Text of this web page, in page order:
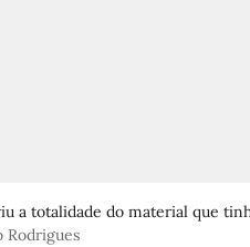
a totalidade do material que
Rodrigues